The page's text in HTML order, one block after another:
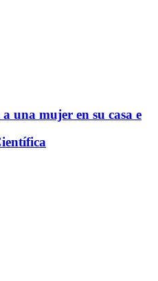
una mujer en su casa e